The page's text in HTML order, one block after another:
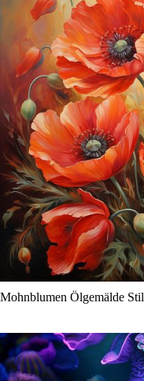
Mohnblumen Ölgemälde Stil